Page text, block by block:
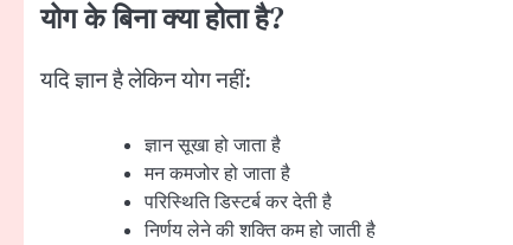
योग के बिना क्या होता है?
यदि ज्ञान है लेकिन योग नहीं:
ज्ञान सूखा हो जाता है
मन कमजोर हो जाता है
परिस्थिति डिस्टर्ब कर देती है
निर्णय लेने की शक्ति कम हो जाती है